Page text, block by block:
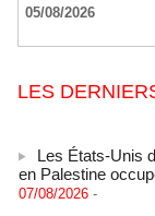
05/08/2026
LES
en Palestine
07/08/2026 -